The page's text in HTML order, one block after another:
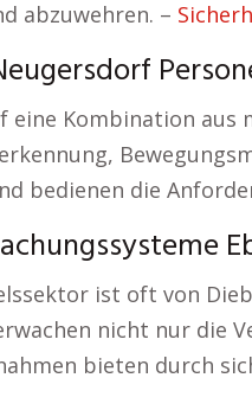
abzuwehren. –
eine Kombination
bedienen die
ist oft von
nicht nur die
bieten durch